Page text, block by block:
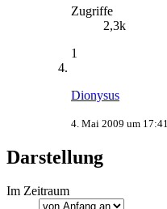
Zugriffe
2,3k
1
Dionysus
4. Mai 2009 um 17:41
Darstellung
Im Zeitraum